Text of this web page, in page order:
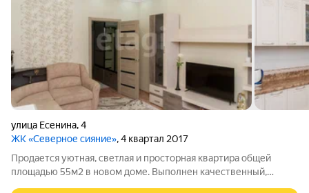
улица Есенина,4
ЖК «Северное сияние», 4 квартал 2017
Продается уютная, светлая и просторная квартира общей
площадью 55м2 в новом доме. Выполнен качественный,